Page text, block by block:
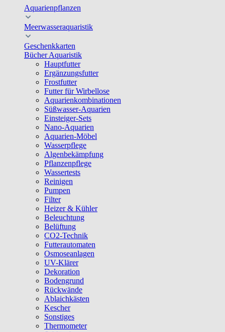
Aquarienpflanzen
Meerwasseraquaristik
Geschenkkarten
Bücher Aquaristik
Hauptfutter
Ergänzungsfutter
Frostfutter
Futter für Wirbellose
Aquarienkombinationen
Süßwasser-Aquarien
Einsteiger-Sets
Nano-Aquarien
Aquarien-Möbel
Wasserpflege
Algenbekämpfung
Pflanzenpflege
Wassertests
Reinigen
Pumpen
Filter
Heizer & Kühler
Beleuchtung
Belüftung
CO2-Technik
Futterautomaten
Osmoseanlagen
UV-Klärer
Dekoration
Bodengrund
Rückwände
Ablaichkästen
Kescher
Sonstiges
Thermometer